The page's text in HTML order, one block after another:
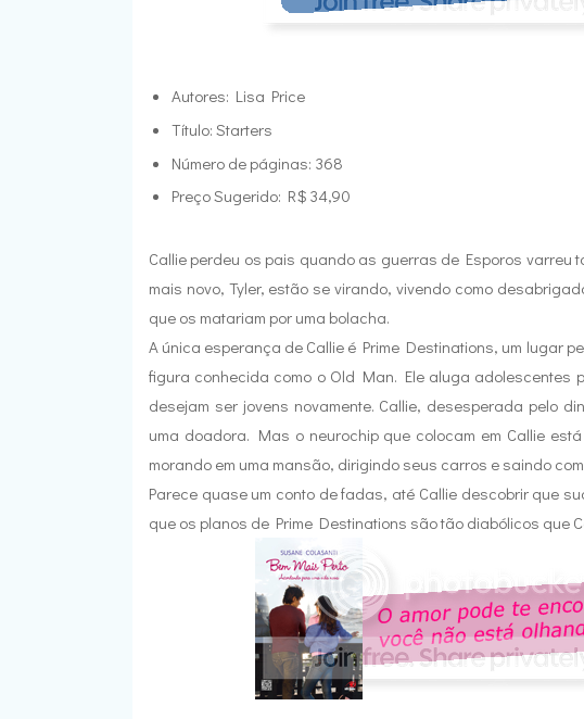
Autores: Lisa Price
Título: Starters
Número de páginas: 368
Preço Sugerido: R$ 34,90
Callie perdeu os pais quando as guerras de Esporos
mais novo, Tyler, estão se virando, vivendo como
que os matariam por uma bolacha.
A única esperança de Callie é Prime Destinations, um lugar
figura conhecida como o Old Man. Ele aluga
desejam ser jovens novamente. Callie, desesperada pelo
uma doadora. Mas o neurochip que colocam em Callie
morando em uma mansão, dirigindo seus carros e saindo
Parece quase um conto de fadas, até Callie descobrir que
que os planos de Prime Destinations são tão diabólicos que